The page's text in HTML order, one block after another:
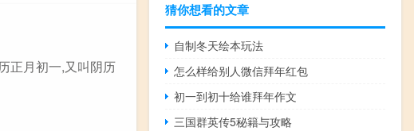
正月初一,又叫阴历
猜你想看的文章
自制冬天绘本玩法
怎么样给别人微信拜年红包
初一到初十给谁拜年作文
三国群英传5秘籍与攻略